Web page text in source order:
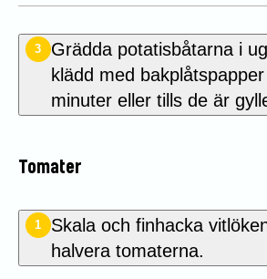
3
Grädda potatisbåtarna i
klädd med
minuter eller tills de är
Tomater
1
Skala och finhacka
halvera tomaterna.